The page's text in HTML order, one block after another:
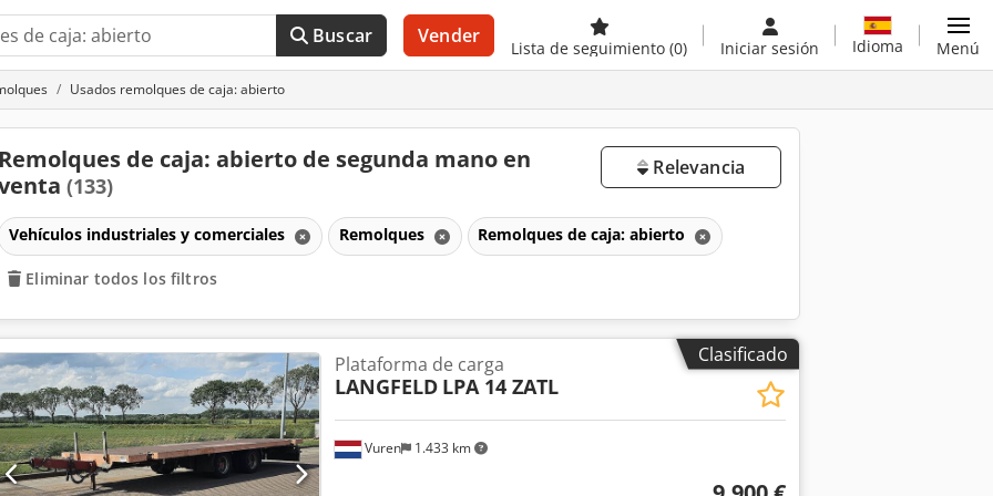
Buscar Vender
Lista de seguimiento (0) Iniciar sesión Idioma Menú
Usados remolques de caja: abierto
Remolques de caja: abierto de segunda mano en
(133)
Relevancia
Vehículos industriales y comerciales Remolques Remolques de caja: abierto
Eliminar todos los filtros
Clasificado
Vuren 1.433 km
Plataforma de carga
LANGFELD LPA 14 ZATL